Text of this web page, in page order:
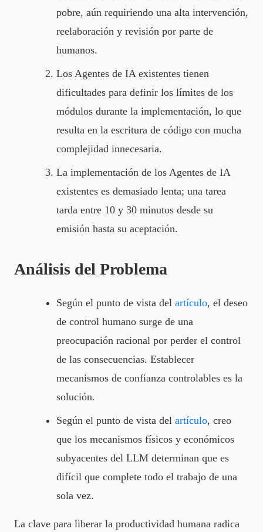
pobre, aún requiriendo una alta intervención,
reelaboración y revisión por parte de
humanos.
Los Agentes de IA existentes tienen
dificultades para definir los límites de los
módulos durante la implementación, lo que
resulta en la escritura de código con mucha
complejidad innecesaria.
La implementación de los Agentes de IA
existentes es demasiado lenta; una tarea
tarda entre 10 y 30 minutos desde su
emisión hasta su aceptación.
Análisis del Problema
Según el punto de vista del artículo, el deseo
de control humano surge de una
preocupación racional por perder el control
de las consecuencias. Establecer
mecanismos de confianza controlables es la
solución.
Según el punto de vista del artículo, creo
que los mecanismos físicos y económicos
subyacentes del LLM determinan que es
difícil que complete todo el trabajo de una
sola vez.
La clave para liberar la productividad humana radica